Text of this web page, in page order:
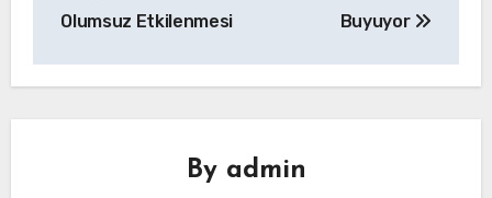
Olumsuz Etkilenmesi
Buyuyor
By admin